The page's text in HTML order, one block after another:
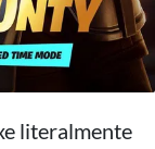
literalmente